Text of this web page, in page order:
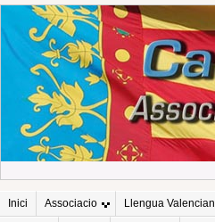
Inici Associacio Llengua